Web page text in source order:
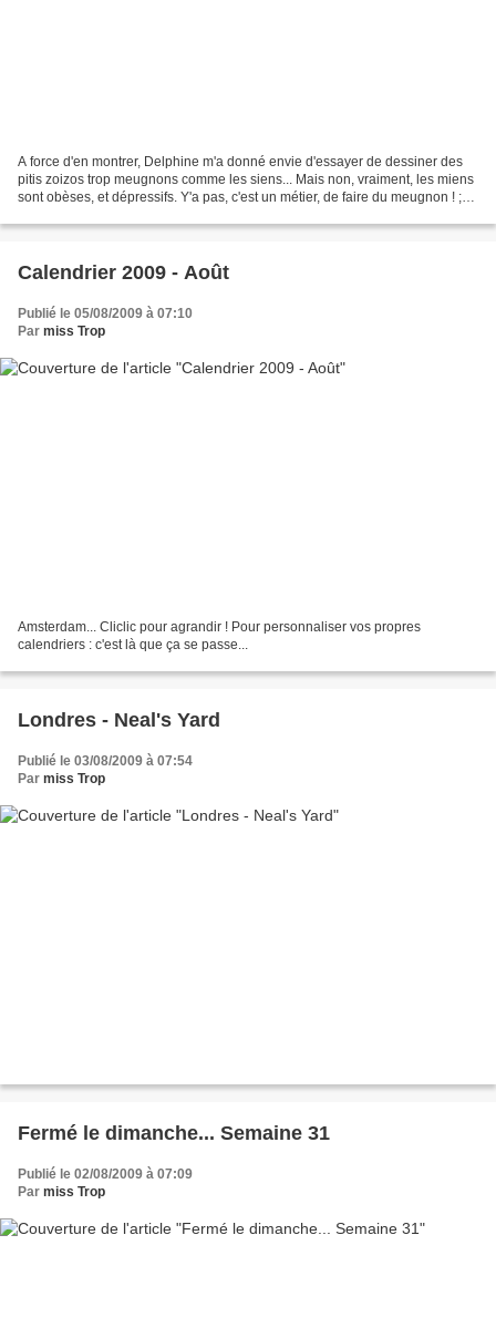
A force d'en montrer, Delphine m'a donné envie d'essayer de dessiner des
pitis zoizos trop meugnons comme les siens... Mais non, vraiment, les miens
sont obèses, et dépressifs. Y'a pas, c'est un métier, de faire du meugnon ! ;) A
Calendrier 2009 - Août
Publié le 05/08/2009 à 07:10
Par miss Trop
Amsterdam... Cliclic pour agrandir ! Pour personnaliser vos propres
calendriers : c'est là que ça se passe...
Londres - Neal's Yard
Publié le 03/08/2009 à 07:54
Par miss Trop
Fermé le dimanche... Semaine 31
Publié le 02/08/2009 à 07:09
Par miss Trop